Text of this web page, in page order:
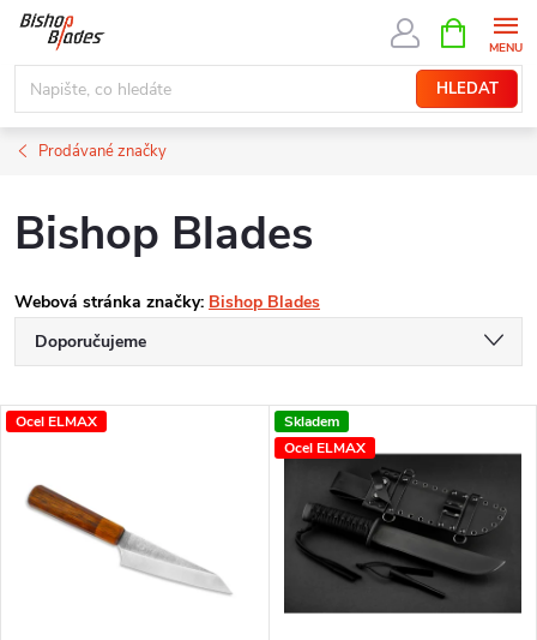
Přejít
obsah
HLEDAT
NÁKUPNÍ
KOŠÍK
Prodávané značky
Bishop Blades
Webová stránka značky: Bishop Blades
Ř
a
e
Doporučujeme
Nejdražší
Nejprodávanější
Abecedně
V
ý
Ocel ELMAX
Skladem
Ocel ELMAX